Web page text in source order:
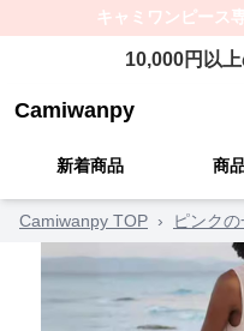
キャミワンピース
10,000円以
Camiwanpy
新着商品 商
Camiwanpy TOP › ピンクの